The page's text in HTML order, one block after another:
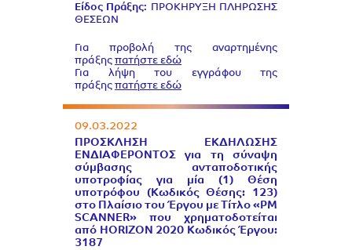
Είδος Πράξης: ΠΡΟΚΗΡΥΞΗ ΠΛΗΡΩΣΗΣ
ΘΕΣΕΩΝ
Για προβολή της αναρτημένης
πράξης πατήστε εδώ
Για λήψη του εγγράφου της
πράξης πατήστε εδώ
09.03.2022
ΠΡΟΣΚΛΗΣΗ ΕΚΔΗΛΩΣΗΣ
ΕΝΔΙΑΦΕΡΟΝΤΟΣ για τη σύναψη
σύμβασης ανταποδοτικής
υποτροφίας για μία (1) Θέση
υποτρόφου (Κωδικός Θέσης: 123)
στο Πλαίσιο του Έργου με Τίτλο «PM
SCANNER» που χρηματοδοτείται
από HORIZON 2020 Κωδικός Έργου:
3187